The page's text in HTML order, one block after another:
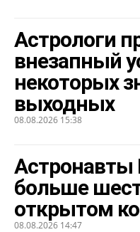
Астрологи
внезапный
некоторых
выходных
08.08.2026 15:38
Астронавты
больше
открытом
08.08.2026 14:47